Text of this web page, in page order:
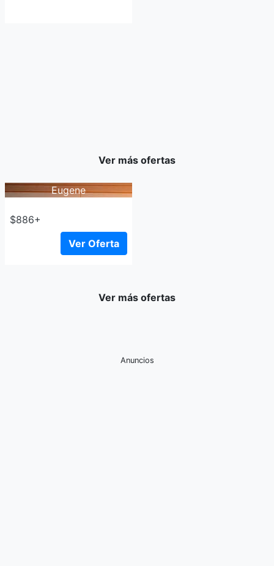
Ver más ofertas
Eugene
$886+
Ver Oferta
Ver más ofertas
Anuncios